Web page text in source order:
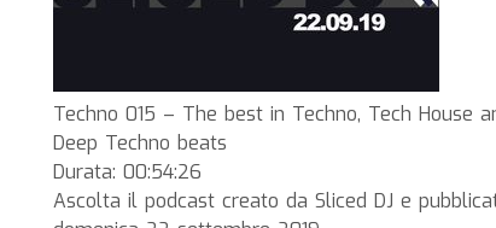
Techno 015 – The best in Techno, Tech House
Deep Techno beats
Durata: 00:54:26
Ascolta il podcast creato da Sliced DJ e